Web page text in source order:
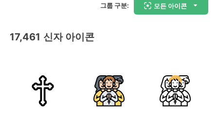
그룹 구분: 모든 아이콘
17,461 신자 아이콘